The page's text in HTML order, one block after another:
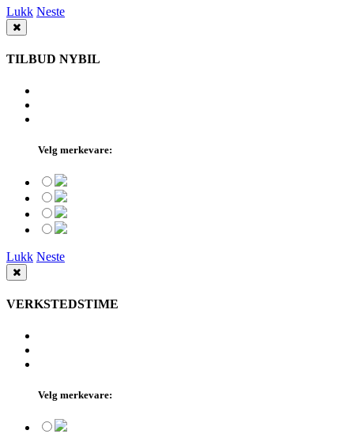
Lukk Neste
TILBUD NYBIL
Velg merkevare:
Lukk Neste
VERKSTEDSTIME
Velg merkevare: